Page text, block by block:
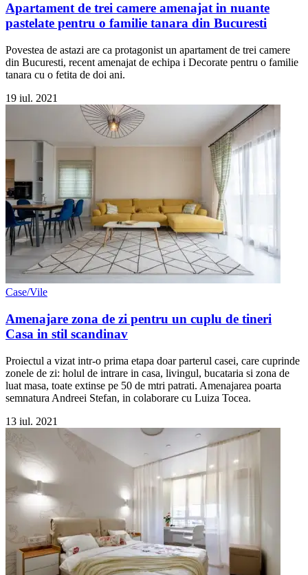
Apartament de trei camere amenajat in nuante
pastelate pentru o familie tanara din Bucuresti
Povestea de astazi are ca protagonist un apartament de trei camere
din Bucuresti, recent amenajat de echipa i Decorate pentru o familie
tanara cu o fetita de doi ani.
19 iul. 2021
Case/Vile
Amenajare zona de zi pentru un cuplu de tineri
Casa in stil scandinav
Proiectul a vizat intr-o prima etapa doar parterul casei, care cuprinde
zonele de zi: holul de intrare in casa, livingul, bucataria si zona de
luat masa, toate extinse pe 50 de mtri patrati. Amenajarea poarta
semnatura Andreei Stefan, in colaborare cu Luiza Tocea.
13 iul. 2021